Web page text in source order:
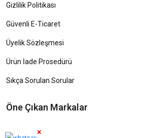
Gizlilik Politikası
Güvenli E-Ticaret
Üyelik Sözleşmesi
Ürün İade Prosedürü
Sıkça Sorulan Sorular
Öne Çıkan Markalar
×